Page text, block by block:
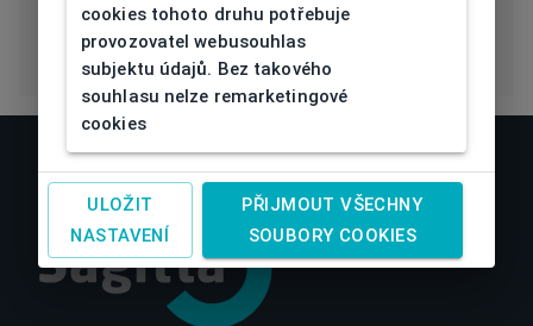
cookies tohoto druhu potřebuje
provozovatel webusouhlas
subjektu údajů. Bez takového
souhlasu nelze remarketingové
cookies
ULOŽIT
NASTAVENÍ
PŘIJMOUT VŠECHNY
SOUBORY COOKIES